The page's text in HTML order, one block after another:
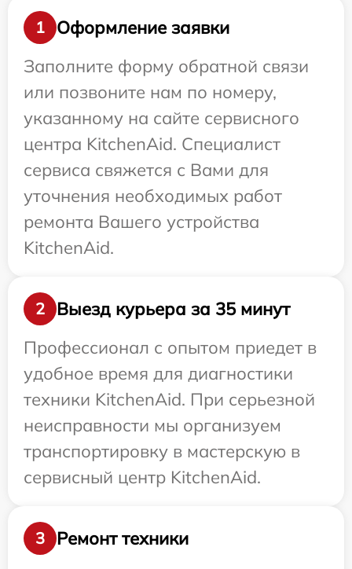
1
Оформление заявки
Заполните форму обратной связи
или позвоните нам по номеру,
указанному на сайте сервисного
центра KitchenAid. Специалист
сервиса свяжется с Вами для
уточнения необходимых работ
ремонта Вашего устройства
KitchenAid.
2
Выезд курьера за 35 минут
Профессионал с опытом приедет в
удобное время для диагностики
техники KitchenAid. При серьезной
неисправности мы организуем
транспортировку в мастерскую в
сервисный центр KitchenAid.
3
Ремонт техники